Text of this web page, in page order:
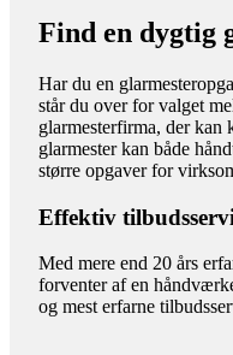
Find en dygtig
Har du en
står du over for valget
glarmesterfirma, der kan
glarmester kan både
større opgaver for
Effektiv
Med mere end 20 års
forventer af en
og mest erfarne